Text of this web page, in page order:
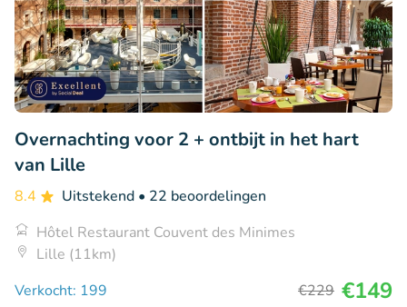
Overnachting voor 2 + ontbijt in het hart
van Lille
8.4 Uitstekend • 22 beoordelingen
Hôtel Restaurant Couvent des Minimes
Lille (11km)
Verkocht: 199
€229 €149